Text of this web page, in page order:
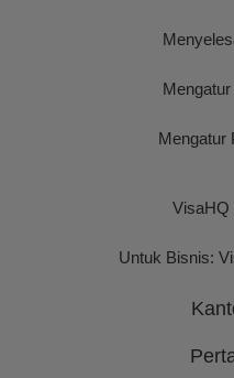
Mengatur
VisaHQ
Untuk Bisnis: